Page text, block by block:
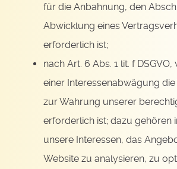
für die Anbahnung, den
Abwicklung eines
erforderlich ist;
nach Art. 6 Abs. 1 lit. f
einer Interessenabwägung
zur Wahrung unserer
erforderlich ist; dazu gehören
unsere Interessen, das
Website zu analysieren, zu